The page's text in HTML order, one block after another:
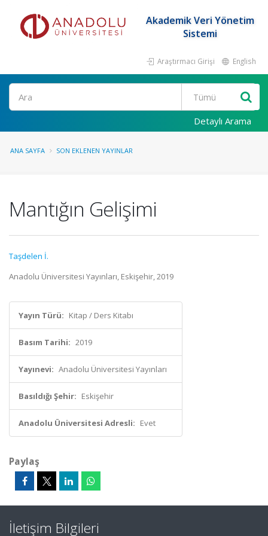
Akademik Veri Yönetim
Sistemi
Araştırmacı Girişi English
Ara
Detaylı Arama
ANA SAYFA SON EKLENEN YAYINLAR
Mantığın Gelişimi
Taşdelen İ.
Anadolu Üniversitesi Yayınları, Eskişehir, 2019
Yayın Türü: Kitap / Ders Kitabı
Basım Tarihi: 2019
Yayınevi: Anadolu Üniversitesi Yayınları
Basıldığı Şehir: Eskişehir
Anadolu Üniversitesi Adresli: Evet
Paylaş
İletişim Bilgileri